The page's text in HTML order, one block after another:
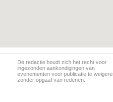
De redactie houdt zich het recht voor
ingezonden aankondigingen van
evenementen voor publicatie te
zonder opgaaf van redenen.